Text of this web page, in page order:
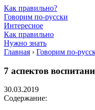
Как правильно?
Говорим по-русски
Интересное
Как правильно
Нужно знать
Главная › Говорим по-
7 аспектов
30.03.2019
Содержание: